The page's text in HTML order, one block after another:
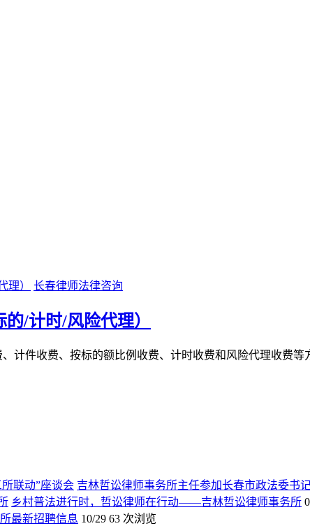
长春律师法律咨询
/计时/风险代理）
计件收费、按标的额比例收费、计时收费和风险代理收费
吉林哲讼律师事务所主任参加长春市政法委书
乡村普法进行时，哲讼律师在行动——吉林哲讼律师事务所
最新招聘信息 10/29 63 次浏览